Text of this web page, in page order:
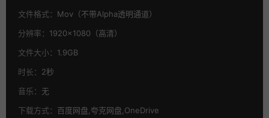
文件格式： Mov（不带Alpha透明通道）
分辨率： 1920×1080（高清）
文件大小： 1.9GB
时长： 2秒
音乐： 无
下载方式： 百度网盘,夸克网盘,OneDrive